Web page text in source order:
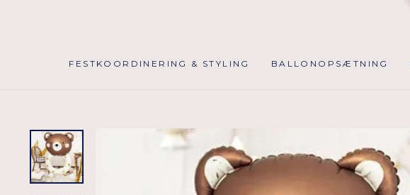
FESTKOORDINERING & STYLING BALLONOPSÆTNING